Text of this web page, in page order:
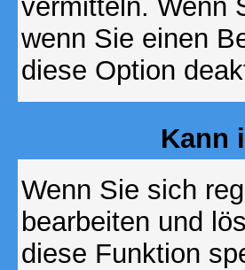
vermitteln. Wenn
wenn Sie einen
diese Option
Kann
Wenn Sie sich
bearbeiten und
diese Funktion